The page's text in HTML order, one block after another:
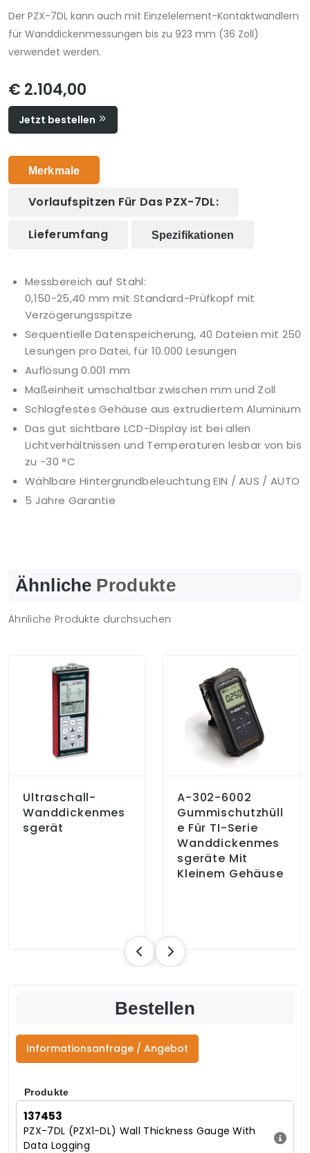
Der PZX-7DL kann auch mit Einzelelement-Kontaktwandlern
für Wanddickenmessungen bis zu 923 mm (36 Zoll)
verwendet werden.
€ 2.104,00
Jetzt bestellen
Merkmale
Vorlaufspitzen Für Das PZX-7DL:
Lieferumfang Spezifikationen
Messbereich auf Stahl:
0,150-25,40 mm mit Standard-Prüfkopf mit
Verzögerungsspitze
Sequentielle Datenspeicherung, 40 Dateien mit 250
Lesungen pro Datei, für 10.000 Lesungen
Auflösung 0.001 mm
Maßeinheit umschaltbar zwischen mm und Zoll
Schlagfestes Gehäuse aus extrudiertem Aluminium
Das gut sichtbare LCD-Display ist bei allen
Lichtverhältnissen und Temperaturen lesbar von bis
zu -30 °C
Wählbare Hintergrundbeleuchtung EIN / AUS / AUTO
5 Jahre Garantie
Ähnliche Produkte
Ähnliche Produkte durchsuchen
Ultraschall-
Wanddickenmes
Sgerät
A-302-6002
Gummischutzhüll
E Für TI-Serie
Wanddickenmes
Sgeräte Mit
Kleinem Gehäuse
Bestellen
Informationsanfrage / Angebot
Produkte
137453
PZX-7DL (PZX1-DL) Wall Thickness Gauge With
Data Logging